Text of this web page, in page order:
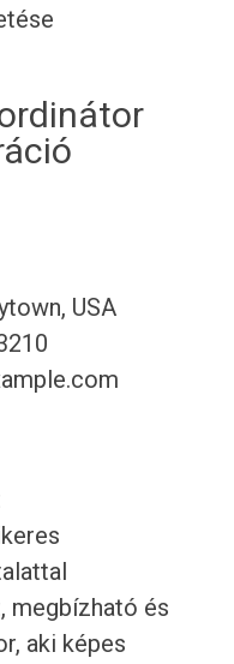
USA
megbízható és
aki képes